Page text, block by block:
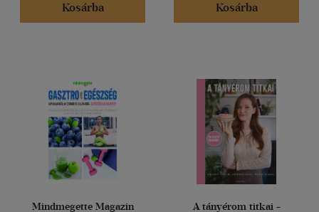
Kosárba
Kosárba
Mindmegette Magazin A tányérom titkai -